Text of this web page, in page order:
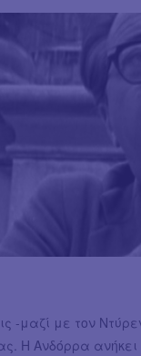
μαζί με τον
Η Ανδόρρα